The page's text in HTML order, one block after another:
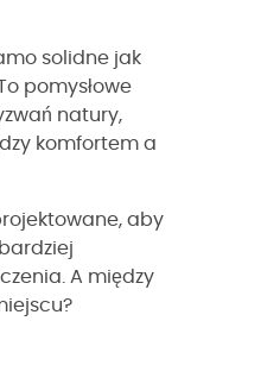
solidne jak
pomysłowe
natury,
komfortem a
aby
A między